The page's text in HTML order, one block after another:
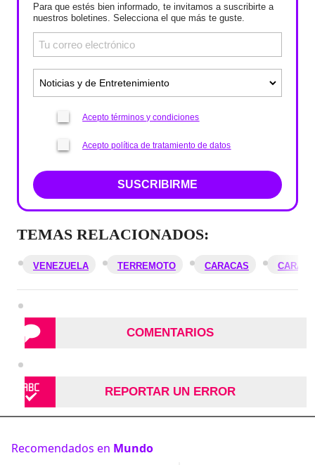
Para que estés bien informado, te invitamos a suscribirte a
nuestros boletines. Selecciona el que más te guste.
Acepto términos y condiciones
Acepto política de tratamiento de datos
SUSCRIBIRME
TEMAS RELACIONADOS:
VENEZUELA TERREMOTO CARACAS
COMENTARIOS
REPORTAR UN ERROR
Recomendados en Mundo